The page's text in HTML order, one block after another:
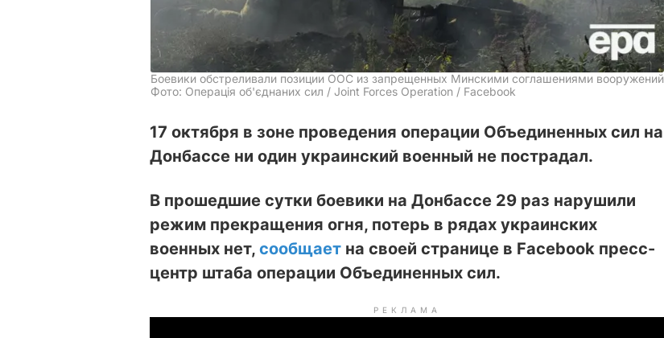
Боевики обстреливали позиции ООС из запрещенных Минскими соглашениями вооружений
Фото: Операція об'єднаних сил / Joint Forces Operation / Facebook
17 октября в зоне проведения операции Объединенных сил на
Донбассе ни один украинский военный не пострадал.
В прошедшие сутки боевики на Донбассе 29 раз нарушили
режим прекращения огня, потерь в рядах украинских
военных нет, сообщает на своей странице в Facebook пресс-
центр штаба операции Объединенных сил.
РЕКЛАМА